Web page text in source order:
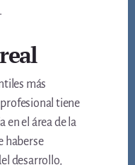
más
tiene
en el área de la
haberse
desarrollo,